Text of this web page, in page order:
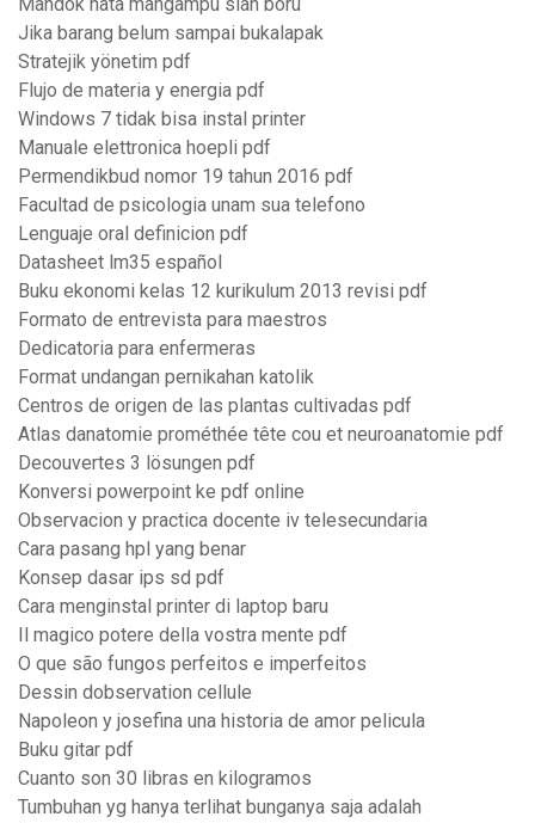
Mandok hata mangampu sian boru
Jika barang belum sampai bukalapak
Stratejik yönetim pdf
Flujo de materia y energia pdf
Windows 7 tidak bisa instal printer
Manuale elettronica hoepli pdf
Permendikbud nomor 19 tahun 2016 pdf
Facultad de psicologia unam sua telefono
Lenguaje oral definicion pdf
Datasheet lm35 español
Buku ekonomi kelas 12 kurikulum 2013 revisi pdf
Formato de entrevista para maestros
Dedicatoria para enfermeras
Format undangan pernikahan katolik
Centros de origen de las plantas cultivadas pdf
Atlas danatomie prométhée tête cou et neuroanatomie pdf
Decouvertes 3 lösungen pdf
Konversi powerpoint ke pdf online
Observacion y practica docente iv telesecundaria
Cara pasang hpl yang benar
Konsep dasar ips sd pdf
Cara menginstal printer di laptop baru
Il magico potere della vostra mente pdf
O que são fungos perfeitos e imperfeitos
Dessin dobservation cellule
Napoleon y josefina una historia de amor pelicula
Buku gitar pdf
Cuanto son 30 libras en kilogramos
Tumbuhan yg hanya terlihat bunganya saja adalah